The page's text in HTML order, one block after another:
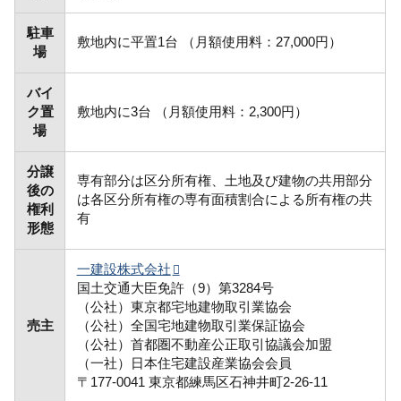
駐車
場
敷地内に平置1台 （月額使用料：27,000円）
バイ
ク置
場
敷地内に3台 （月額使用料：2,300円）
分譲
後の
権利
形態
専有部分は区分所有権、土地及び建物の共用部分
は各区分所有権の専有面積割合による所有権の共
有
売主
一建設株式会社
国土交通大臣免許（9）第3284号
（公社）東京都宅地建物取引業協会
（公社）全国宅地建物取引業保証協会
（公社）首都圏不動産公正取引協議会加盟
（一社）日本住宅建設産業協会会員
〒177-0041 東京都練馬区石神井町2-26-11